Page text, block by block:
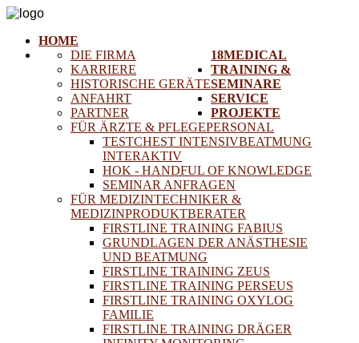
HOME
18MEDICAL
DIE FIRMA
KARRIERE
HISTORISCHE GERÄTE
ANFAHRT
PARTNER
TRAINING &
SEMINARE
FÜR ÄRZTE & PFLEGEPERSONAL
TESTCHEST INTENSIVBEATMUNG
INTERAKTIV
HOK - HANDFUL OF KNOWLEDGE
SEMINAR ANFRAGEN
FÜR MEDIZINTECHNIKER &
MEDIZINPRODUKTBERATER
FIRSTLINE TRAINING FABIUS
GRUNDLAGEN DER ANÄSTHESIE
UND BEATMUNG
FIRSTLINE TRAINING ZEUS
FIRSTLINE TRAINING PERSEUS
FIRSTLINE TRAINING OXYLOG
FAMILIE
FIRSTLINE TRAINING DRÄGER
SERVICE
PROJEKTE